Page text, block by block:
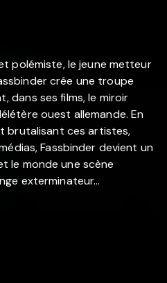
polémiste, le jeune metteur
crée une troupe
dans ses films, le miroir
ouest allemande. En
brutalisant ces artistes,
Fassbinder devient un
le monde une scène
exterminateur…